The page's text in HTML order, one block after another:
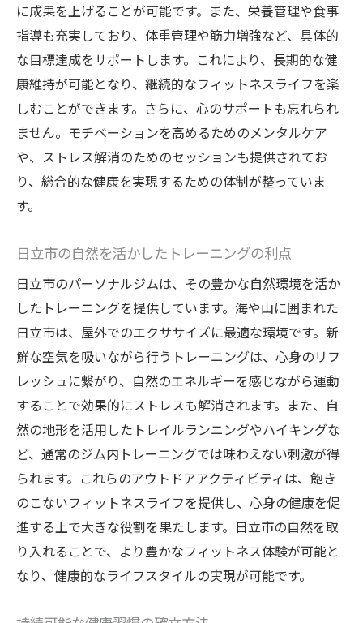
に成果を上げることが可能です。また、栄養管理や食事
指導も充実しており、体重管理や筋力増強など、具体的
な目標達成をサポートします。これにより、長期的な健
康維持が可能となり、継続的なフィットネスライフを楽
しむことができます。さらに、心のサポートも忘れられ
ません。モチベーションを高めるためのメンタルケア
や、ストレス解消のためのセッションも提供されてお
り、総合的な健康を実現するための体制が整っていま
す。
日立市の自然を活かしたトレーニングの利点
日立市のパーソナルジムは、その豊かな自然環境を活か
したトレーニングを提供しています。海や山に囲まれた
日立市は、屋外でのエクササイズに最適な環境です。新
鮮な空気を吸いながら行うトレーニングは、心身のリフ
レッシュに繋がり、自然のエネルギーを感じながら運動
することで効果的にストレスも解消されます。また、自
然の地形を活用したトレイルランニングやハイキングな
ど、通常のジム内トレーニングでは味わえない刺激が得
られます。これらのアウトドアアクティビティは、飽き
のこないフィットネスライフを提供し、心身の健康を促
進する上で大きな役割を果たします。日立市の自然を取
り入れることで、より豊かなフィットネス体験が可能と
なり、健康的なライフスタイルの実現が可能です。